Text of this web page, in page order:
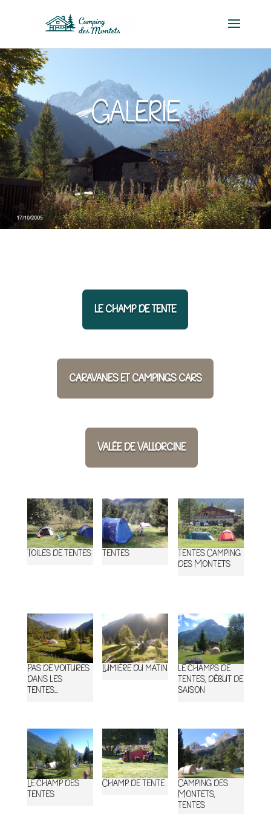
Galerie
le champ de tente
caravanes et campings cars
Valée de Vallorcine
Toiles de tentes tentes
Tentes Camping
des Montets
Pas de voitures
dans les
tentes…
Lumière du matin
le champs de
tentes, début de
saison
Le champ des
tentes
Champ de tente
Camping des
Montets,
tentes